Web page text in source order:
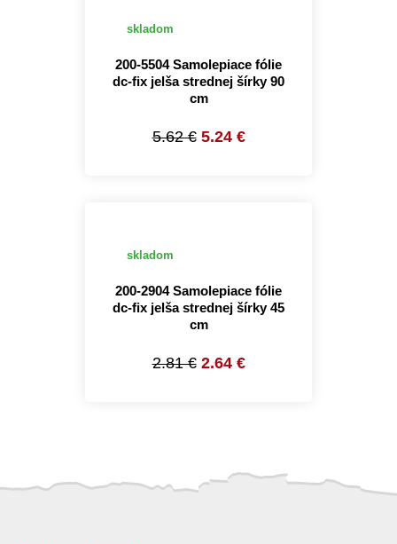
skladom
200-5504 Samolepiace fólie
dc-fix jelša strednej šírky 90
cm
5.62 € 5.24 €
skladom
200-2904 Samolepiace fólie
dc-fix jelša strednej šírky 45
cm
2.81 € 2.64 €